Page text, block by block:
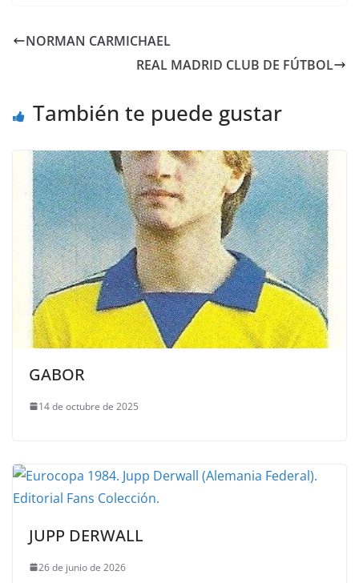
NORMAN CARMICHAEL
REAL MADRID CLUB DE FÚTBOL
También te puede gustar
GABOR
14 de octubre de 2025
JUPP DERWALL
26 de junio de 2026